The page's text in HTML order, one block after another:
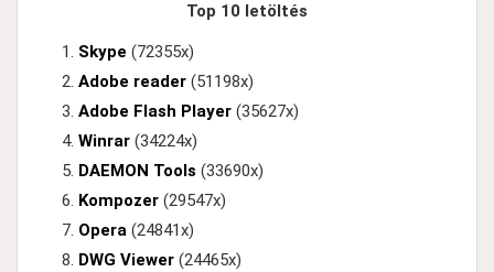
Top 10 letöltés
Skype (72355x)
Adobe reader (51198x)
Adobe Flash Player (35627x)
Winrar (34224x)
DAEMON Tools (33690x)
Kompozer (29547x)
Opera (24841x)
DWG Viewer (24465x)